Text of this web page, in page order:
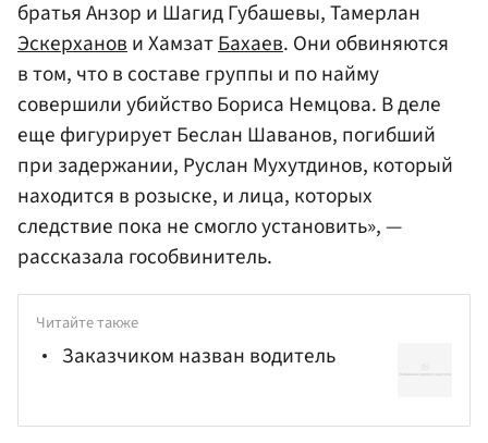
братья Анзор и Шагид Губашевы, Тамерлан
Эскерханови ХамзатБахаев. Они обвиняются
в том, что в составе группы и по найму
совершили убийство Бориса Немцова. В деле
еще фигурирует Беслан Шаванов, погибший
при задержании, Руслан Мухутдинов, который
находится в розыске, и лица, которых
следствие пока не смогло установить», —
рассказала гособвинитель.
Читайте также
Заказчиком назван водитель